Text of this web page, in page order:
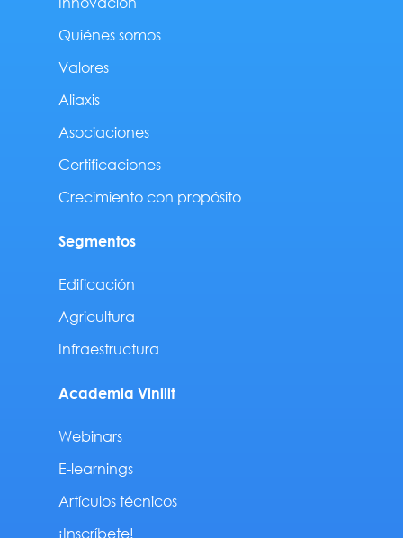
Quiénes somos
Valores
Aliaxis
Asociaciones
Certificaciones
Crecimiento con propósito
Segmentos
Edificación
Agricultura
Infraestructura
Academia Vinilit
Webinars
E-learnings
Artículos técnicos
¡Inscríbete!